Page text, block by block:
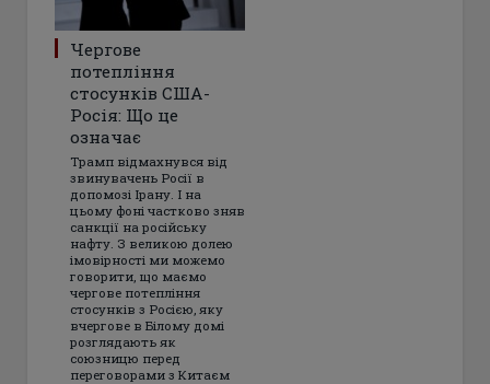
Чергове
потепління
стосунків США-
Росія: Що це
означає
Трамп відмахнувся від
звинувачень Росії в
допомозі Ірану. І на
цьому фоні частково зняв
санкції на російську
нафту. З великою долею
імовірності ми можемо
говорити, що маємо
чергове потепління
стосунків з Росією, яку
вчергове в Білому домі
розглядають як
союзницю перед
переговорами з Китаєм